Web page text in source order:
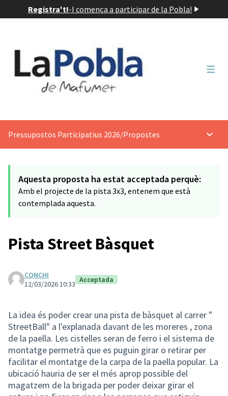
Registra't!-I comença a participar de la Pobla!
Pressupostos Participatius 2026/Propostes
Aquesta proposta ha estat acceptada perquè:
Amb el projecte de la pista 3x3, entenem que està
contemplada aquesta.
Pista Street Bàsquet
CONCHI
12/03/2026 10:33 Acceptada
La idea és poder crear una pista de bàsquet al carrer "
StreetBall" a l'explanada davant de les moreres , zona
de la paella. Les cistelles seran de ferro i el sistema de
montatge permetrà que es puguin girar o retirar per
facilitar el montatge de la carpa de la paella popular. La
ubicació hauria de ser el més aprop possible del
magatzem de la brigada per poder deixar girar el